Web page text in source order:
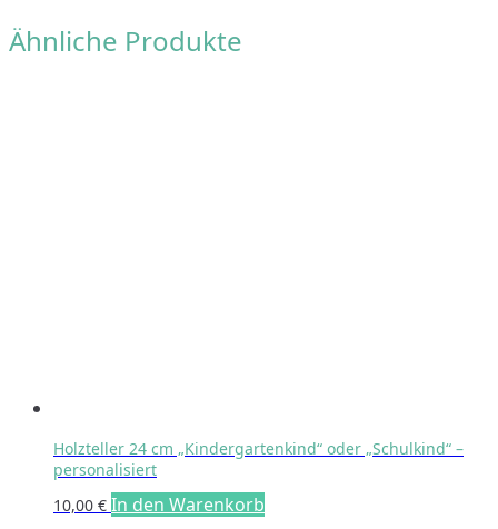
Ähnliche Produkte
Holzteller 24 cm „Kindergartenkind“ oder „Schulkind“ –
personalisiert
10,00 € In den Warenkorb